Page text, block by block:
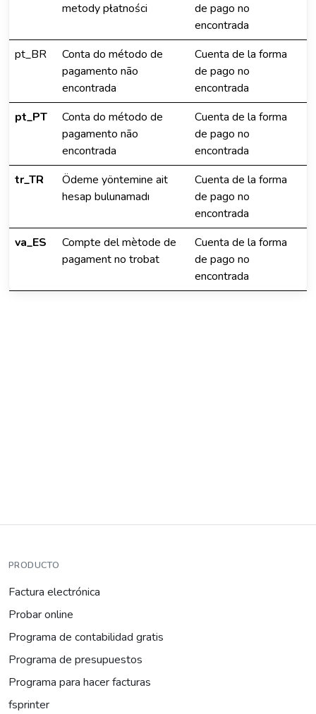
metody płatności
de pago no
encontrada
pt_BR
Conta do método de
pagamento não
encontrada
Cuenta de la forma
de pago no
encontrada
pt_PT
Conta do método de
pagamento não
encontrada
Cuenta de la forma
de pago no
encontrada
tr_TR
Ödeme yöntemine ait
hesap bulunamadı
Cuenta de la forma
de pago no
encontrada
va_ES
Compte del mètode de
pagament no trobat
Cuenta de la forma
de pago no
encontrada
PRODUCTO
Factura electrónica
Probar online
Programa de contabilidad gratis
Programa de presupuestos
Programa para hacer facturas
fsprinter